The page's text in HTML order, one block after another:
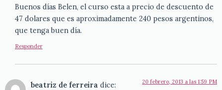
Buenos días Belen, el curso esta a precio de descuento de
47 dolares que es aproximadamente 240 pesos argentinos,
que tenga buen día.
Responder
beatriz de ferreira dice: 20 febrero, 2013 a las 1:59 PM